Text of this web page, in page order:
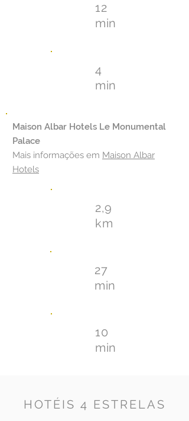
12
min
4
min
Maison Albar Hotels Le Monumental
Palace
Mais informações em Maison Albar
Hotels
2,9
km
27
min
10
min
HOTÉIS 4 ESTRELAS